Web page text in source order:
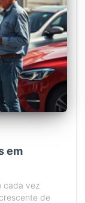
em
cada vez
de